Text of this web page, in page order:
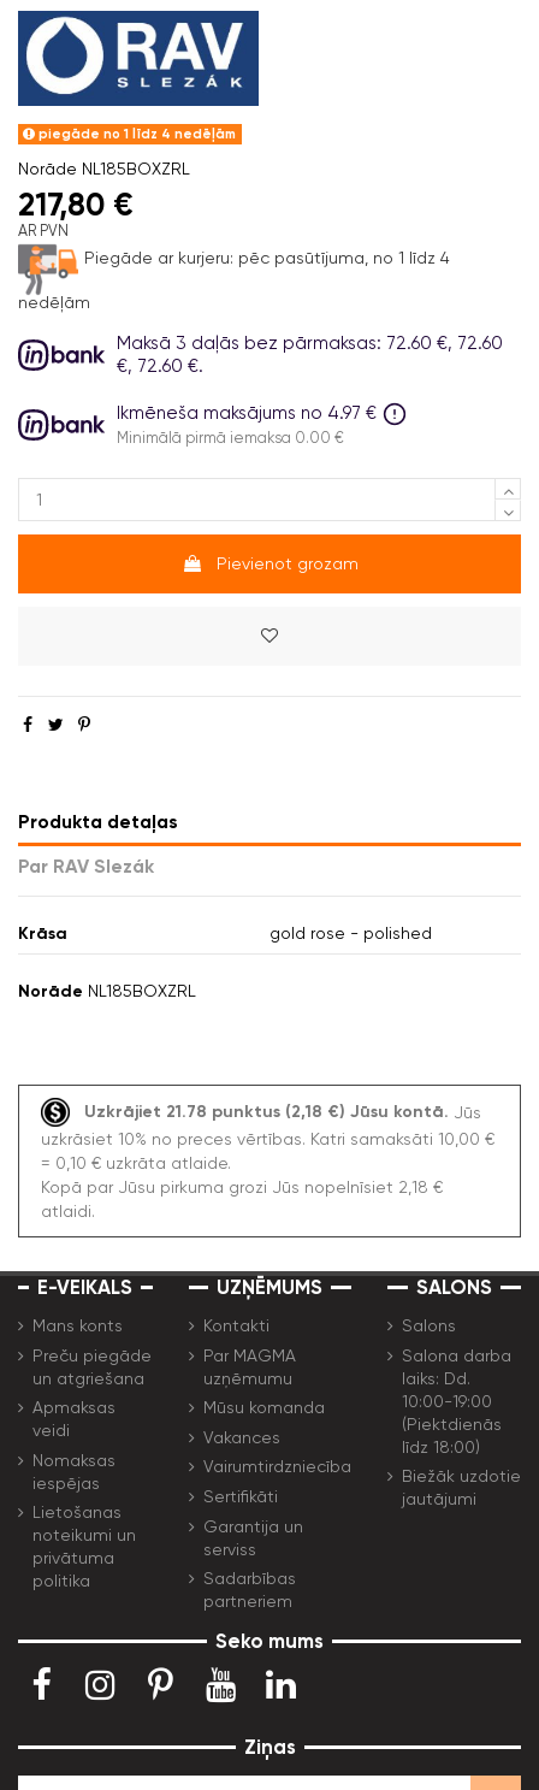
piegāde no 1 līdz 4 nedēļām
Norāde NL185BOXZRL
217,80 €
AR PVN
Piegāde ar kurjeru: pēc pasūtījuma, no 1 līdz 4
nedēļām
Maksā 3 daļās bez pārmaksas: 72.60 €, 72.60
€, 72.60 €.
Ikmēneša maksājums no 4.97 €
Minimālā pirmā iemaksa 0.00 €
Pievienot grozam
Produkta detaļas
Par RAV Slezák
Krāsa gold rose - polished
Norāde NL185BOXZRL
Uzkrājiet 21.78 punktus (2,18 €) Jūsu kontā. Jūs
uzkrāsiet 10% no preces vērtības. Katri samaksāti 10,00 €
= 0,10 € uzkrāta atlaide.
Kopā par Jūsu pirkuma grozi Jūs nopelnīsiet 2,18 €
atlaidi.
E-VEIKALS
Mans konts
Preču piegāde
un atgriešana
Apmaksas
veidi
Nomaksas
iespējas
Lietošanas
noteikumi un
privātuma
politika
UZŅĒMUMS
Kontakti
Par MAGMA
uzņēmumu
Mūsu komanda
Vakances
Vairumtirdzniecība
Sertifikāti
Garantija un
serviss
Sadarbības
partneriem
SALONS
Salons
Salona darba
laiks: Dd.
10:00-19:00
(Piektdienās
līdz 18:00)
Biežāk uzdotie
jautājumi
Seko mums
Ziņas